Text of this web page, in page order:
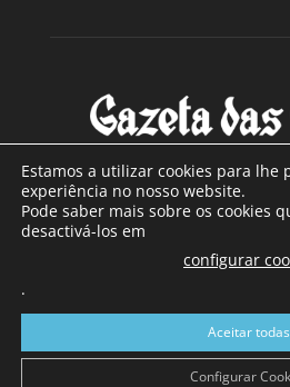
SOBRE
Com sede nas Caldas da
a sul de distrito de Leiria, com
toda a região Oeste. Jornal com
Continental e
Estamos a utilizar cookies para
experiência no nosso website.
Pode saber mais sobre os cookies
desactivá-los em
configurar
.
Aceitar todas
Configurar